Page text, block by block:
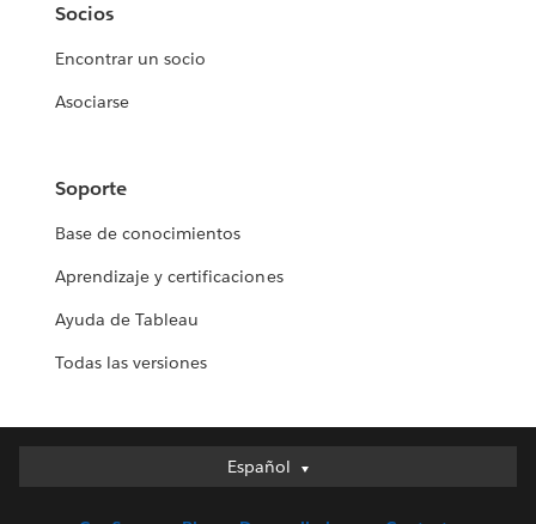
Socios
Encontrar un socio
Asociarse
Soporte
Base de conocimientos
Aprendizaje y certificaciones
Ayuda de Tableau
Todas las versiones
Español
Español